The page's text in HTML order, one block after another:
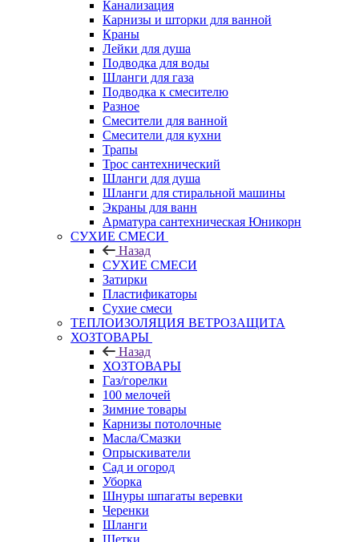
Канализация
Карнизы и шторки для ванной
Краны
Лейки для душа
Подводка для воды
Шланги для газа
Подводка к смесителю
Разное
Смесители для ванной
Смесители для кухни
Трапы
Трос сантехнический
Шланги для душа
Шланги для стиральной машины
Экраны для ванн
Арматура сантехническая Юникорн
СУХИЕ СМЕСИ
Назад
СУХИЕ СМЕСИ
Затирки
Пластификаторы
Сухие смеси
ТЕПЛОИЗОЛЯЦИЯ ВЕТРОЗАЩИТА
ХОЗТОВАРЫ
Назад
ХОЗТОВАРЫ
Газ/горелки
100 мелочей
Зимние товары
Карнизы потолочные
Масла/Смазки
Опрыскиватели
Сад и огород
Уборка
Шнуры шпагаты веревки
Черенки
Шланги
Щетки